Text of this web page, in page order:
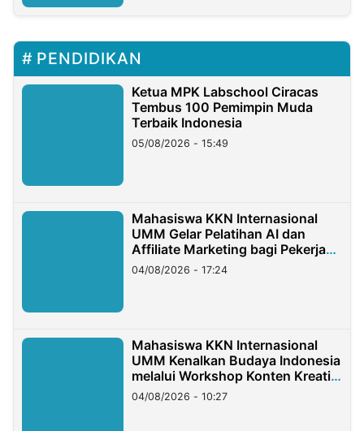
PENDIDIKAN
Ketua MPK Labschool Ciracas
Tembus 100 Pemimpin Muda
Terbaik Indonesia
05/08/2026 - 15:49
Mahasiswa KKN Internasional
UMM Gelar Pelatihan AI dan
Affiliate Marketing bagi Pekerja
Migran Indonesia di Taiwan
04/08/2026 - 17:24
Mahasiswa KKN Internasional
UMM Kenalkan Budaya Indonesia
melalui Workshop Konten Kreatif
di Taiwan
04/08/2026 - 10:27